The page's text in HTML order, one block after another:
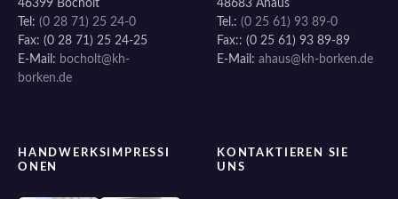
46399 Bocholt
Tel: (0 28 71) 25 24-0
Fax: (0 28 71) 25 24-25
E-Mail: bocholt@kh-
borken.de
48683 Ahaus
Tel.: (0 25 61) 93 89-0
Fax:: (0 25 61) 93 89-89
E-Mail: ahaus@kh-borken.de
HANDWERKSIMPRESSI
ONEN
KONTAKTIEREN SIE
UNS